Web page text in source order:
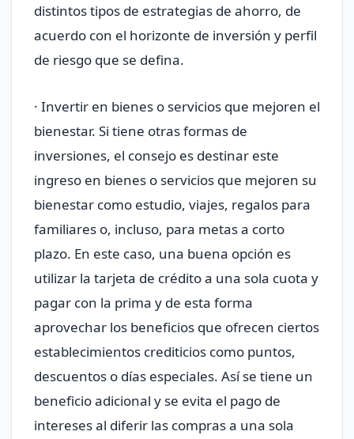
distintos tipos de estrategias de ahorro, de
acuerdo con el horizonte de inversión y perfil
de riesgo que se defina.
· Invertir en bienes o servicios que mejoren el
bienestar. Si tiene otras formas de
inversiones, el consejo es destinar este
ingreso en bienes o servicios que mejoren su
bienestar como estudio, viajes, regalos para
familiares o, incluso, para metas a corto
plazo. En este caso, una buena opción es
utilizar la tarjeta de crédito a una sola cuota y
pagar con la prima y de esta forma
aprovechar los beneficios que ofrecen ciertos
establecimientos crediticios como puntos,
descuentos o días especiales. Así se tiene un
beneficio adicional y se evita el pago de
intereses al diferir las compras a una sola